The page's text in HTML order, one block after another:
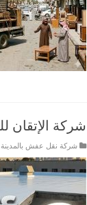
شركة الإتقان
شركة نقل عفش بالمدينة